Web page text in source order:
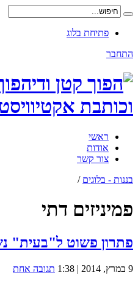
פתיחת בלוג
התחבר
וכותבת
ראשי
אודות
צור קשר
בננות - בלוגים /
פמיניזים דתי
פתרון פשוט ל"בעית"
9 במרץ, 2014 | 1:38
תגובה אחת